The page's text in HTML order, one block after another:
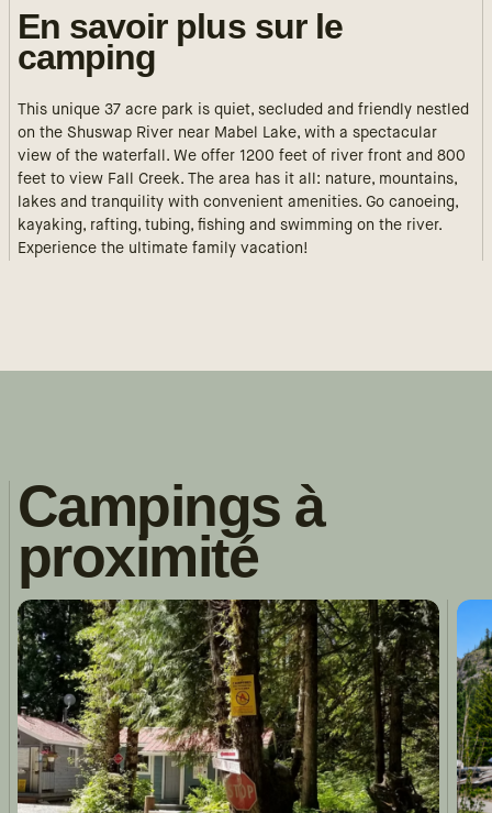
En savoir plus sur le
camping
This unique 37 acre park is quiet, secluded and friendly nestled
on the Shuswap River near Mabel Lake, with a spectacular
view of the waterfall. We offer 1200 feet of river front and 800
feet to view Fall Creek. The area has it all: nature, mountains,
lakes and tranquility with convenient amenities. Go canoeing,
kayaking, rafting, tubing, fishing and swimming on the river.
Experience the ultimate family vacation!
Campings à
proximité